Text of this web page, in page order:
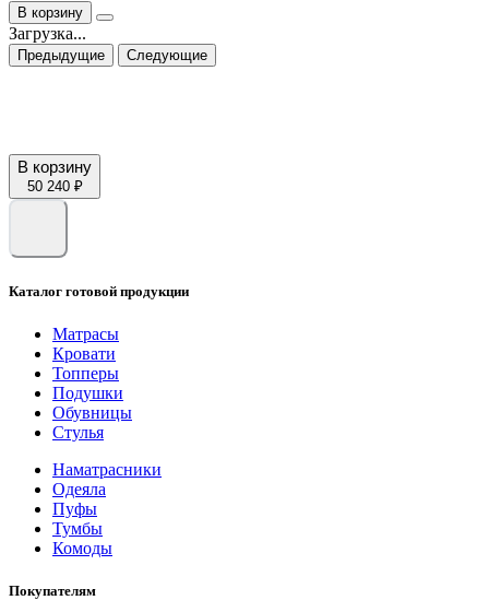
В корзину
Загрузка...
Предыдущие Следующие
В корзину
50 240 ₽
Каталог готовой продукции
Матрасы
Кровати
Топперы
Подушки
Обувницы
Стулья
Наматрасники
Одеяла
Пуфы
Тумбы
Комоды
Покупателям